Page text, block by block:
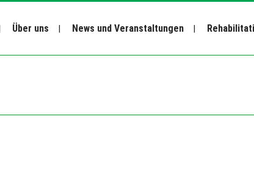
Über uns News und Veranstaltungen